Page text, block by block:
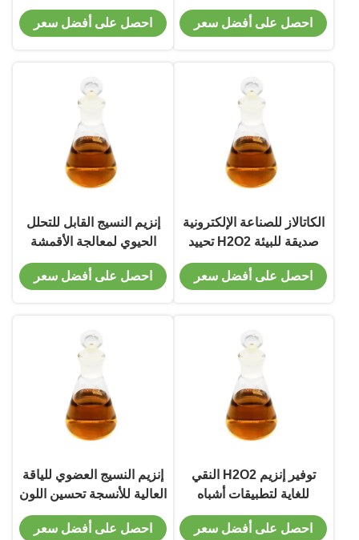
H2O2 التنظيف في
الإلكترونيات توفير الوقاية
احصل على أفضل سعر
تعزز سرعة اللون و الرقة
في التطبيقات الصناعية
احصل على أفضل سعر
الكاتالاز للصناعة الإلكترونية
صديقة للبيئة H2O2 تحييد
دعم الصناعة الصديقة للبيئة
احصل على أفضل سعر
إنزيم النسيج القابل للتحلل
الحيوي لمعالجة الأقمشة
المستدامة، مما يعزز سطوع
الألوان ونعومتها في صناعة
احصل على أفضل سعر
توفير إنزيم H2O2 النقي
للغاية لتطبيقات أشباه
الموصلات و PCB تلبية
متطلبات تصنيع أشباه
احصل على أفضل سعر
إنزيم النسيج العضوي للياقة
العالية للأنسجة تحسين اللون
والفوائد الصديقة للبيئة في
تصنيع النسيج
احصل على أفضل سعر